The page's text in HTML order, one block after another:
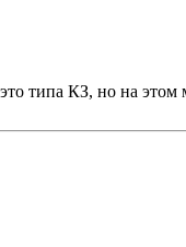
типа КЗ, но на